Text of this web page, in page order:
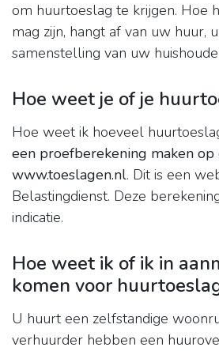
om huurtoeslag te krijgen. Hoe
mag zijn, hangt af van uw huur,
samenstelling van uw
Hoe weet je of je
Hoe weet ik hoeveel
een proefberekening maken op
www.toeslagen.nl. Dit is een
Belastingdienst. Deze
indicatie.
Hoe weet ik of ik in
komen voor
U huurt een zelfstandige
verhuurder hebben een